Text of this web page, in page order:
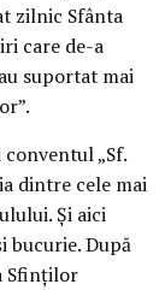
zilnic Sfânta
care de-a
suportat mai
„Sf.
dintre cele mai
Și aici
După
Sfinților